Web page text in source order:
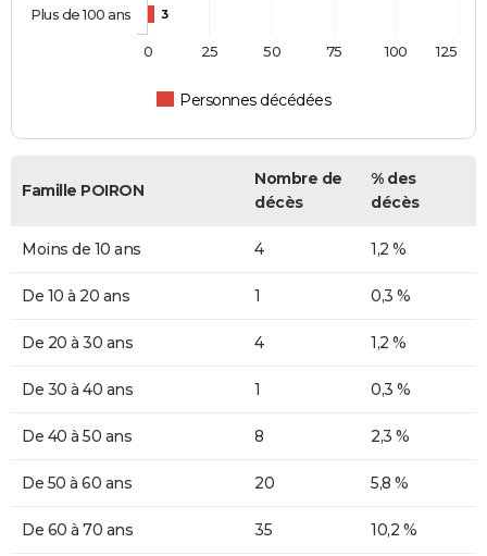
3
Personnes décédées
Plus de 100 ans
0 100
25 50 75 125
Famille POIRON
Nombre de
décès
% des
décès
Moins de 10 ans 4 1,2 %
De 10 à 20 ans 1 0,3 %
De 20 à 30 ans 4 1,2 %
De 30 à 40 ans 1 0,3 %
De 40 à 50 ans 8 2,3 %
De 50 à 60 ans 20 5,8 %
De 60 à 70 ans 35 10,2 %